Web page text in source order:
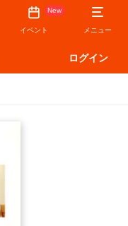
New
イベント メニュー
ログイン